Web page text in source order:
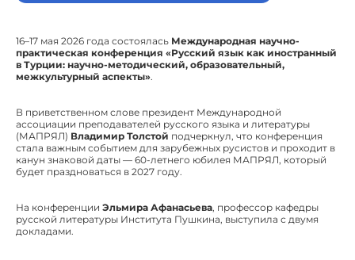
16–17 мая 2026 года состоялась Международная научно-
практическая конференция «Русский язык как иностранный
в Турции: научно-методический, образовательный,
межкультурный аспекты».
В приветственном слове президент Международной
ассоциации преподавателей русского языка и литературы
(МАПРЯЛ) Владимир Толстой подчеркнул, что конференция
стала важным событием для зарубежных русистов и проходит в
канун знаковой даты — 60-летнего юбилея МАПРЯЛ, который
будет праздноваться в 2027 году.
На конференции Эльмира Афанасьева, профессор кафедры
русской литературы Института Пушкина, выступила с двумя
докладами.